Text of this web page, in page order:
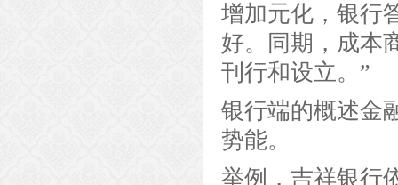
增加元化，银行
好。同期，成本
刊行和设立。”
银行端的概述金
势能。
举例，吉祥银行